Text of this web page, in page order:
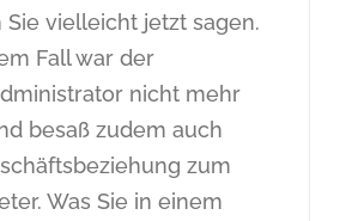
vielleicht jetzt sagen.
Fall war der
nicht mehr
besaß zudem auch
zum
Was Sie in einem